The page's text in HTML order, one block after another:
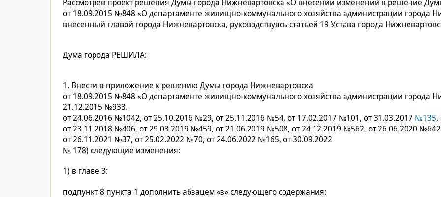
Рассмотрев проект решения Думы города Нижневартовска «О внесении изменений в решение
от 18.09.2015 №848 «О департаменте жилищно-коммунального хозяйства администрации города
внесенный главой города Нижневартовска, руководствуясь статьей 19 Устава города
Дума города РЕШИЛА:
1. Внести в приложение к решению Думы города Нижневартовска
от 18.09.2015 №848 «О департаменте жилищно-коммунального хозяйства администрации города
21.12.2015 №933,
от 24.06.2016 №1042, от 25.10.2016 №29, от 25.11.2016 №54, от 17.02.2017 №101, от 31.03.2017 №135,
от 23.11.2018 №406, от 29.03.2019 №459, от 21.06.2019 №508, от 24.12.2019 №562, от 26.06.2020
от 26.11.2021 №37, от 25.02.2022 №70, от 24.06.2022 №165, от 30.09.2022
№ 178) следующие изменения:
1) в главе 3:
подпункт 8 пункта 1 дополнить абзацем «з» следующего содержания: